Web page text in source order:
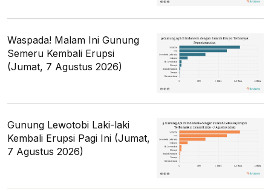
Waspada! Malam Ini Gunung
Semeru Kembali Erupsi
(Jumat, 7 Agustus 2026)
Gunung Lewotobi Laki-laki
Kembali Erupsi Pagi Ini (Jumat,
7 Agustus 2026)